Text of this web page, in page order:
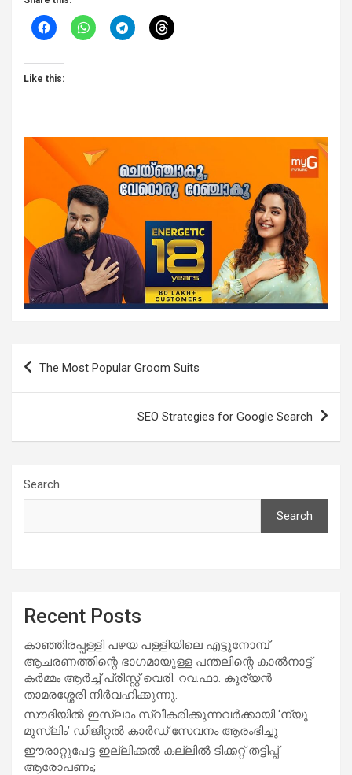
Like this:
Post
The Most Popular Groom Suits
SEO Strategies for Google Search
Search
Search
Recent Posts
കാഞ്ഞിരപ്പള്ളി പഴയ പള്ളിയിലെ എട്ടുനോമ്പ്
ആചരണത്തിന്റെ ഭാഗമായുള്ള പന്തലിന്റെ കാൽനാട്ട്
കർമ്മം ആർച്ച് പ്രീസ്റ്റ് വെരി. റവ.ഫാ. കുര്യൻ
താമരശ്ശേരി നിർവഹിക്കുന്നു.
സൗദിയില്‍ ഇസ്‌ലാം സ്വീകരിക്കുന്നവര്‍ക്കായി ‘ന്യൂ
മുസ്ലിം’ ഡിജിറ്റല്‍ കാര്‍ഡ് സേവനം ആരംഭിച്ചു
ഈരാറ്റുപേട്ട ഇല്ലിക്കൽ കല്ലിൽ ടിക്കറ്റ് തട്ടിപ്പ്
ആരോപണം;